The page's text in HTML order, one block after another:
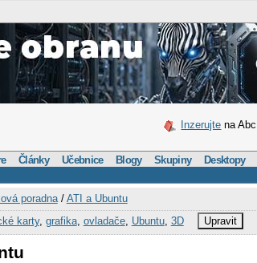
Inzerujte na
Články Učebnice Blogy Skupiny Desktopy
poradna/ ATI a Ubuntu
karty, grafika, ovladače, Ubuntu, 3D Upravit